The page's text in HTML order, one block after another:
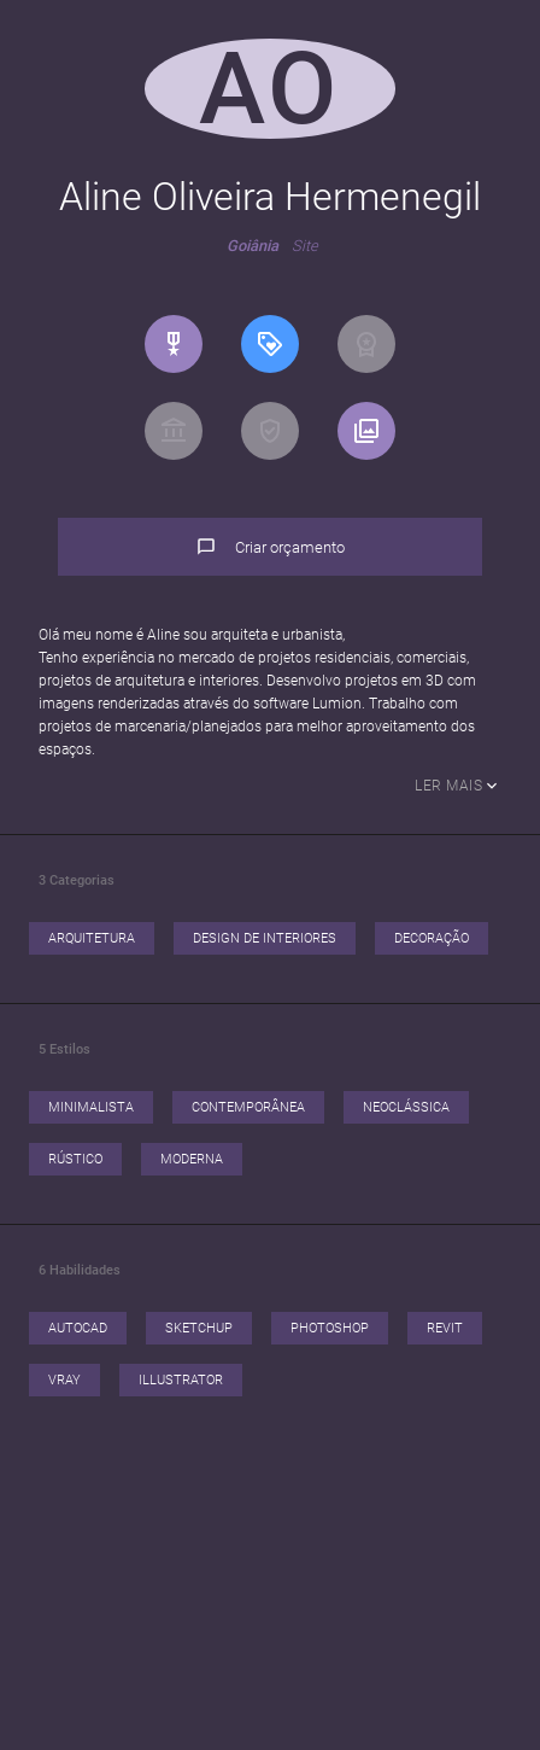
AO
Aline Oliveira Hermenegil
Goiânia Site
Criar orçamento
Olá meu nome é Aline sou arquiteta e urbanista,
Tenho experiência no mercado de projetos residenciais, comerciais,
projetos de arquitetura e interiores. Desenvolvo projetos em 3D com
imagens renderizadas através do software Lumion. Trabalho com
projetos de marcenaria/planejados para melhor aproveitamento dos
espaços.
LER MAIS
3 Categorias
ARQUITETURA DESIGN DE INTERIORES DECORAÇÃO
5 Estilos
MINIMALISTA CONTEMPORÂNEA NEOCLÁSSICA
RÚSTICO MODERNA
6 Habilidades
AUTOCAD SKETCHUP PHOTOSHOP REVIT
VRAY ILLUSTRATOR